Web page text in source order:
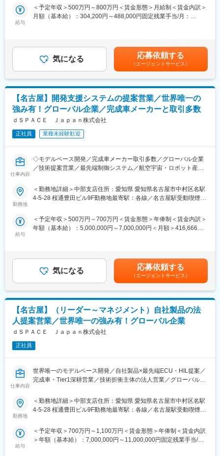
・出張について
多い方で月2回（長くて２～3泊）の出張が発生するケースがござ
基本的にはテリトリ制（決められたエリアを営業活動する）とな
っております。
■やりがい：
販売実績と活動実績に基づいた評価を行い、能力やスキル次第で
はプロダクトマネージャーやセールスマネージャー、責任者への
キャリアアップも可能です。
■育成体制：
・技術知識の教材やR&Dセンター内でのロボット実機を用いた教
育カリキュラムがあり、ロボットやAI、FA機器の知識がなくても
着けていただける環境です。
変更の範囲：会社の定める業務
同社は、AIやディープラーニングなどの先端技術を用いた製造業
向け外観検査装置を製造販売するFA機器メーカーです。現在で
■業務内容
・新規顧客の開拓（展示会への出展、インサイドセールスなど）
・中規模～大手顧客との折衝
・既存顧客の深耕営業（既存顧客に対して別の検査工程・製造ラ
イン、別工場に対する導入の営業等）
・外観検査システム立ち上げのサポート（カメラやレンズの型式
選定、各種設定の判断、配線等の指示）
・新たな営業戦略の立案、実施
※入社当初は新規開拓営業80%、既存顧客20%のイメージです。
■営業スタイル
ら商談、受注、導入、アフターフォローまで幅広い範囲を担当す
るため、高水準の技術力が身に付きます。
多い人で月2~3回（概ね2~3泊）の出張が発生するケースがありま
す（お客様状況や個人によって変動あり）。
販売実績と活動実績に基づいた評価を行い、能力やスキル次第で
はプロダクトマネージャーやセールスマネージャー、責任者への
キャリアアップも可能です。
■育成体制
・技術知識の教材や営業ロープレなど徹底した教育カリキュラム
があり、AIやFA機器の知識がなくても活躍できます。全く異なる
商材経験の入社実績有
※文系の方でもご活躍いただけますのでご安心ください
・技術的な知識は開発陣や先輩営業に相談しながらしっかり身に
変更の範囲：会社の定める業務
給与
＜予定年収＞500万円～800万円＜賃金形態＞月給制＜賃金内訳＞
月額（基本給）：304,200円～488,000円固定残業手当/月：
経験・能力等を考慮の上、当社規定により決定します。■昇給：年
1回■賞与：年4回 ※年間支給額の直近実績は月額基本給の約8ヶ
月（平均）賃金はあくまでも目安の金額であり、選考を通じて上
下する可能性があります。月給(月額)は固定手当を含めた表記で
す。
気になる 応募依頼する
（エージェントサービス）
【名古屋】開発支援システムの提案営業／世界唯一の
強み有！グローバル企業／完成車メーカーと取引多数
ｄＳＰＡＣＥ Ｊａｐａｎ株式会社
正社員 業種未経験歓迎
仕事内容
◇モデルベース開発／完成車メーカー取引多数／グローバル企業
／技術提案営業／最先端制御システム／航空宇宙・ロボット産業
■職務内容
同社は「モデルベース開発（MBD)」のためのハード及びソフトウ
す。
モデルベース開発を自社製品のみで実現出来る世界唯一の企業
■モデルベース開発とは：
人が直接行けない場所、人がやると時間がかかる検証を、効率的
に行える開発手法です。
本来であれば実機を走らせなければわからなかったデータも、シ
ステムを通すことで動作確認ができることから、開発の時短・効
率化に欠かせない開発手法となっています。（例えば、テストす
る距離が地球を35万周するほどに相当します。これを手作業で行
うのは現実的ではないため、MBDが重要視されています！）
発情報を入手し、先行開発の現場と関係構築を行います。主に既
存営業となり、担当しているお客様（部署）からの横展開が多い
■提案先：自動車関連のメーカー技術者（完成車メーカーやTier1
その他、客先での展示会（技術紹介）を行い既存顧客への新取引
や新規開拓をお任せする可能性もございます。その後どんな開発
勤務地
＜勤務地詳細＞中部支店住所：愛知県 愛知県名古屋市中村区名駅
4-5-28 桜通豊田ビル9F勤務地最寄駅：各線／名古屋駅受動喫煙対
給与
＜予定年収＞500万円～700万円＜賃金形態＞年俸制＜賃金内訳＞
年額（基本給）：5,000,000円～7,000,000円＜月額＞416,666円
気になる 応募依頼する
（エージェントサービス）
【名古屋】（リーダー～マネジメント）自社製品の法
人提案営業／世界唯一の強み有！グローバル企業
ｄＳＰＡＣＥ Ｊａｐａｎ株式会社
正社員
仕事内容
世界唯一のモデルベース開発／自社製品×最先端ECU・HIL提案／
完成車・Tier1深耕営業／技術折衝主体の法人営業／グローバル×
スタンダード
■職務内容
モデルベース開発を自社製品のみで実現出来る世界唯一の企業で
す。
勤務地
＜勤務地詳細＞中部支店住所：愛知県 愛知県名古屋市中村区名駅
4-5-28 桜通豊田ビル9F勤務地最寄駅：各線／名古屋駅受動喫煙対
給与
＜予定年収＞700万円～1,100万円＜賃金形態＞年俸制＜賃金内訳
＞年額（基本給）：7,000,000円～11,000,000円固定残業手当/